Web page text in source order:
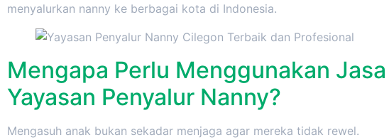
menyalurkan nanny ke berbagai kota di Indonesia.
Mengapa Perlu Menggunakan Jasa
Yayasan Penyalur Nanny?
Mengasuh anak bukan sekadar menjaga agar mereka tidak rewel.